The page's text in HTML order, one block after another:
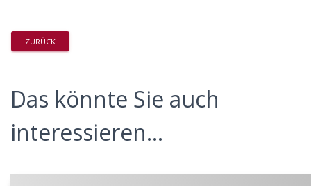
ZURÜCK
Das könnte Sie auch
interessieren...